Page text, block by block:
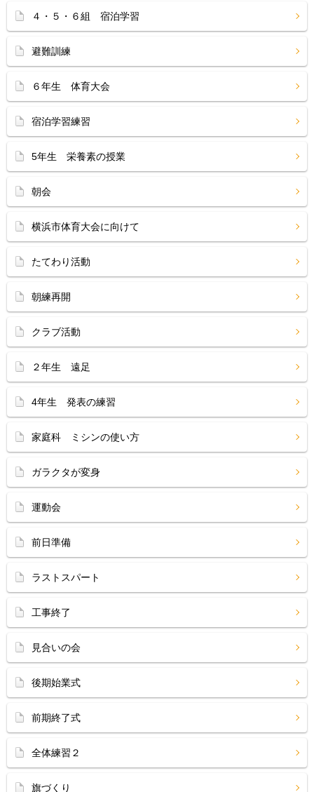
４・５・６組 宿泊学習
避難訓練
６年生 体育大会
宿泊学習練習
5年生 栄養素の授業
朝会
横浜市体育大会に向けて
たてわり活動
朝練再開
クラブ活動
２年生 遠足
4年生 発表の練習
家庭科 ミシンの使い方
ガラクタが変身
運動会
前日準備
ラストスパート
工事終了
見合いの会
後期始業式
前期終了式
全体練習２
旗づくり